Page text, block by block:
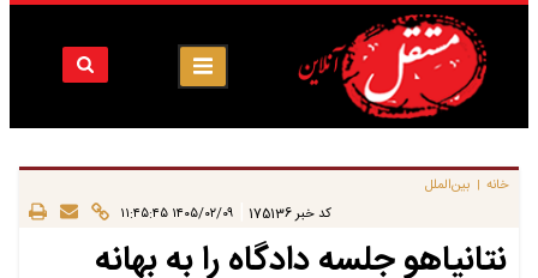
خانه | بین‌الملل
کد خبر 175136 ۱۴۰۵/۰۲/۰۹ ۱۱:۴۵:۴۵
نتانیاهو جلسه دادگاه را به بهانه